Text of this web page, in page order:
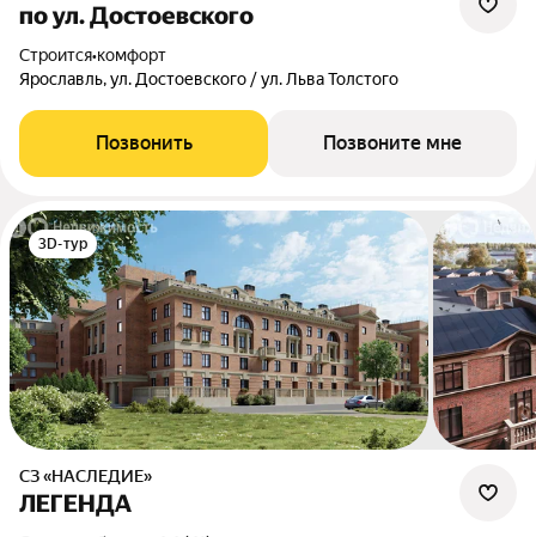
по ул. Достоевского
Строится•комфорт
Ярославль, ул. Достоевского / ул. Льва Толстого
Позвонить Позвоните мне
3D-тур
СЗ «НАСЛЕДИЕ»
ЛЕГЕНДА